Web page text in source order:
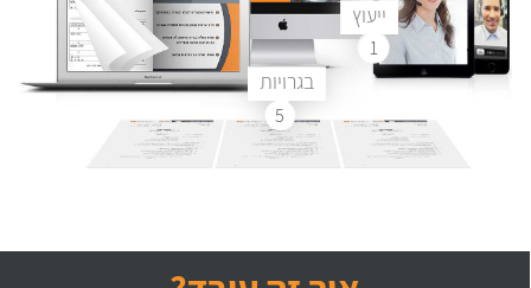
ייעוץ
1
בגרויות
5